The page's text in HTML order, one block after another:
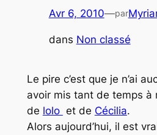
Avr 6, 2010—par
dans Non classé
Le pire c’est que je n’ai
avoir mis tant de temps à
de lolo et de Cécilia.
Alors aujourd’hui, il est